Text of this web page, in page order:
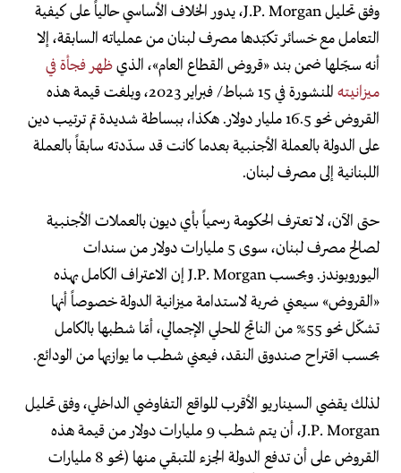
وفق تحليل J.P. Morgan، يدور الخلاف الأساسي حالياً على كيفية
التعامل مع خسائر تكبّدها مصرف لبنان من عملياته السابقة، إلا
أنه سجّلها ضمن بند «قروض القطاع العام»، الذيظهر فجأة في
ميزانيته
المنشورة في 15 شباط/ فبراير 2023، وبلغت قيمة هذه
القروض نحو 16.5 مليار دولار. هكذا، ببساطة شديدة تم ترتيب دين
على الدولة بالعملة الأجنبية بعدما كانت قد سدّدته سابقاً بالعملة
اللبنانية إلى مصرف لبنان.
حتى الآن، لا تعترف الحكومة رسمياً بأي ديون بالعملات الأجنبية
لصالح مصرف لبنان، سوى 5 مليارات دولار من سندات
اليوروبوندز. وبحسب J.P. Morgan إن الاعتراف الكامل بهذه
«القروض» سيعني ضربة لاستدامة ميزانية الدولة خصوصاً أنها
تشكّل نحو 55% من الناتج المحلي الإجمالي، أمّا شطبها بالكامل
بحسب اقتراح صندوق النقد، فيعني شطب ما يوازيها من الودائع.
لذلك يقضي السيناريو الأقرب للواقع التفاوضي الداخلي، وفق تحليل
J.P. Morgan، أن يتم شطب 9 مليارات دولار من قيمة هذه
القروض على أن تدفع الدولة الجزء المتبقي منها (نحو 8 مليارات